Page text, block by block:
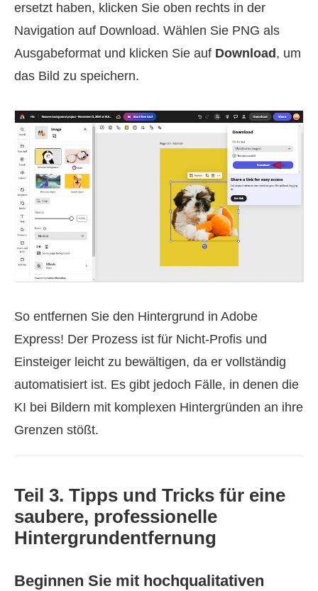
ersetzt haben, klicken Sie oben rechts in der
Navigation auf Download. Wählen Sie PNG als
Ausgabeformat und klicken Sie auf Download , um
das Bild zu speichern.
So entfernen Sie den Hintergrund in Adobe
Express! Der Prozess ist für Nicht-Profis und
Einsteiger leicht zu bewältigen, da er vollständig
automatisiert ist. Es gibt jedoch Fälle, in denen die
KI bei Bildern mit komplexen Hintergründen an ihre
Grenzen stößt.
Teil 3. Tipps und Tricks für eine
saubere, professionelle
Hintergrundentfernung
Beginnen Sie mit hochqualitativen